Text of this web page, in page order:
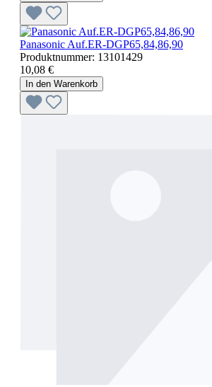
Panasonic Auf.ER-DGP65,84,86,90
Produktnummer: 13101429
10,08 €
In den Warenkorb